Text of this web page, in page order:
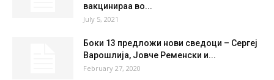
вакцинираа во...
July 5, 2021
Боки 13 предложи нови сведоци – Сергеј
Варошлија, Јовче Ременски и...
February 27, 2020